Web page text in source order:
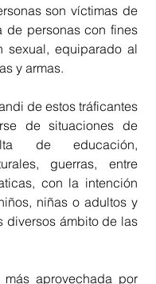
son víctimas de
de personas con fines
sexual, equiparado al
y armas.
de estos tráficantes
de situaciones de
de educación,
guerras, entre
con la intención
niñas o adultos y
diversos ámbito de las
más aprovechada por